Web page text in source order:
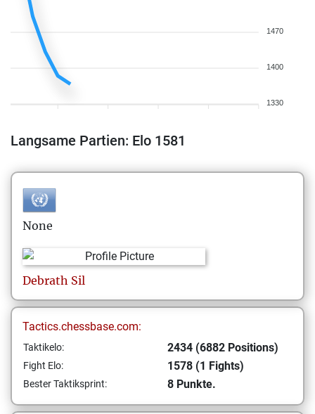
1470
1400
1330
Langsame Partien: Elo 1581
None
Debrath Sil
Tactics.chessbase.com:
Taktikelo: 2434 (6882 Positions)
Fight Elo: 1578 (1 Fights)
Bester Taktiksprint: 8 Punkte.